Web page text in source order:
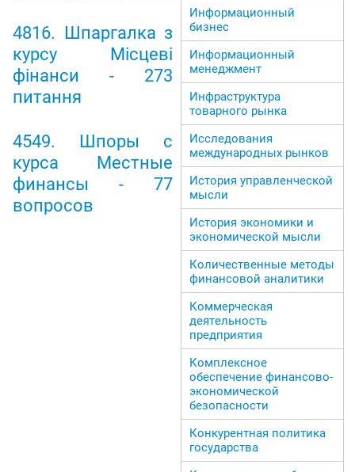
4816. Шпаргалка з
курсу Місцеві
фінанси - 273
питання
4549. Шпоры с
курса Местные
финансы - 77
вопросов
Информационный
бизнес
Информационный
менеджмент
Инфраструктура
товарного рынка
Исследования
международных рынков
История управленческой
мысли
История экономики и
экономической мысли
Количественные методы
финансовой аналитики
Коммерческая
деятельность
предприятия
Комплексное
обеспечение финансово-
экономической
безопасности
Конкурентная политика
государства